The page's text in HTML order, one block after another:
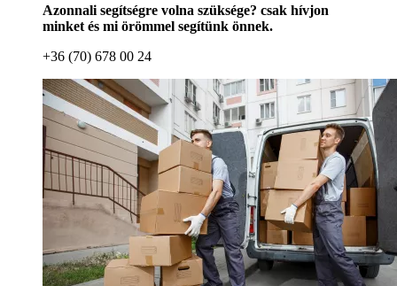
Azonnali segítségre volna szüksége? csak hívjon
minket és mi örömmel segítünk önnek.
+36 (70) 678 00 24